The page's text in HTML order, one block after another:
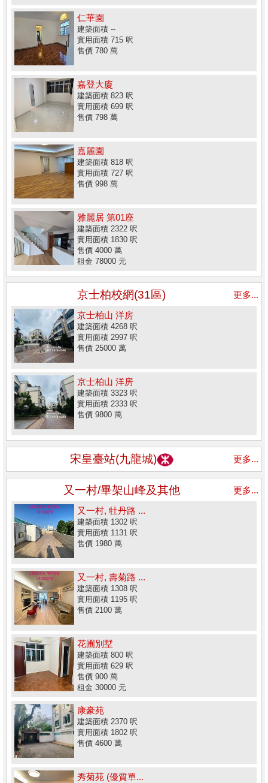
仁華園
建築面積 --
實用面積 715 呎
售價 780 萬
嘉登大廈
建築面積 823 呎
實用面積 699 呎
售價 798 萬
嘉麗園
建築面積 818 呎
實用面積 727 呎
售價 998 萬
雅麗居 第01座
建築面積 2322 呎
實用面積 1830 呎
售價 4000 萬
租金 78000 元
京士柏校網(31區)
更多...
京士柏山 洋房
建築面積 4268 呎
實用面積 2997 呎
售價 25000 萬
京士柏山 洋房
建築面積 3323 呎
實用面積 2333 呎
售價 9800 萬
宋皇臺站(九龍城) 更多...
又一村/畢架山峰及其他
更多...
又一村, 牡丹路 ...
建築面積 1302 呎
實用面積 1131 呎
售價 1980 萬
又一村, 壽菊路 ...
建築面積 1308 呎
實用面積 1195 呎
售價 2100 萬
花圃別墅
建築面積 800 呎
實用面積 629 呎
售價 900 萬
租金 30000 元
康豪苑
建築面積 2370 呎
實用面積 1802 呎
售價 4600 萬
秀菊苑 (優質單...